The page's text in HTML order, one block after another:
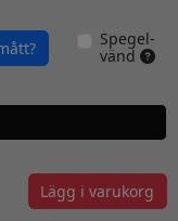
Spegel-
vänd
Lägg i varukorg